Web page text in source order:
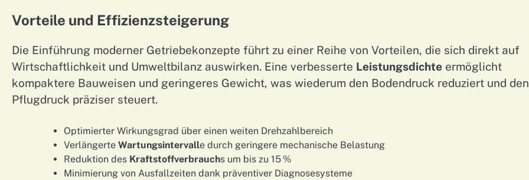
Vorteile und Effizienzsteigerung
Die Einführung moderner Getriebekonzepte führt zu einer Reihe von Vorteilen, die sich direkt auf
Wirtschaftlichkeit und Umweltbilanz auswirken. Eine verbesserte Leistungsdichte ermöglicht
kompaktere Bauweisen und geringeres Gewicht, was wiederum den Bodendruck reduziert und den
Pflugdruck präziser steuert.
Optimierter Wirkungsgrad über einen weiten Drehzahlbereich
Verlängerte Wartungsintervalle durch geringere mechanische Belastung
Reduktion des Kraftstoffverbrauchs um bis zu 15 %
Minimierung von Ausfallzeiten dank präventiver Diagnosesysteme